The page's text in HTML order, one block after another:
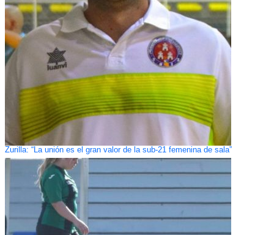
Zurilla: “La unión es el gran valor de la sub-21 femenina de sala”